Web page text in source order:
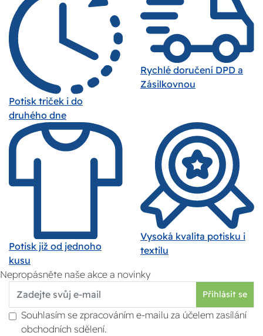
Potisk triček i do
druhého dne
Rychlé doručení DPD a
Zásilkovnou
Potisk již od jednoho
kusu
Vysoká kvalita potisku i
textilu
Nepropásněte naše akce a novinky
Přihlásit se
Souhlasím se zpracováním e-mailu za účelem zasílání
obchodních sdělení.